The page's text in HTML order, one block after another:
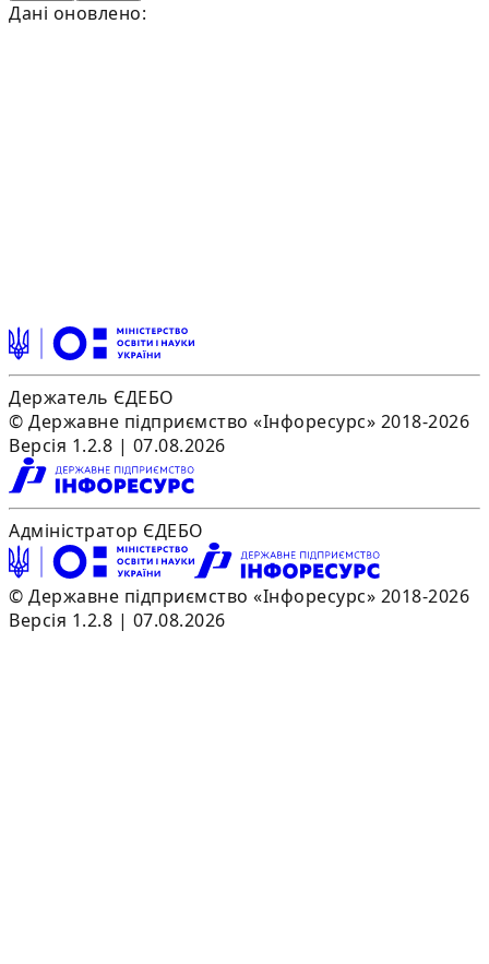
Дані оновлено:
Держатель ЄДЕБО
© Державне підприємство «Інфоресурс» 2018-2026
Версія 1.2.8 | 07.08.2026
Адміністратор ЄДЕБО
© Державне підприємство «Інфоресурс» 2018-2026
Версія 1.2.8 | 07.08.2026